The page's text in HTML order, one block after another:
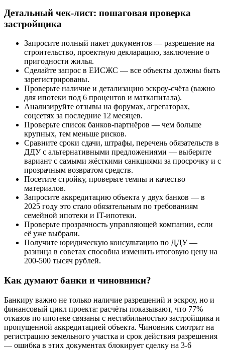
Детальный чек-лист: пошаговая проверка
застройщика
Запросите полный пакет документов — разрешение на
строительство, проектную декларацию, заключение о
пригодности жилья.
Сделайте запрос в ЕИСЖС — все объекты должны быть
зарегистрированы.
Проверьте наличие и детализацию эскроу-счёта (важно
для ипотеки под 6 процентов и маткапитала).
Анализируйте отзывы на форумах, агрегаторах,
соцсетях за последние 12 месяцев.
Проверьте список банков-партнёров — чем больше
крупных, тем меньше рисков.
Сравните сроки сдачи, штрафы, перечень обязательств в
ДДУ с альтернативными предложениями — выберите
вариант с самыми жёсткими санкциями за просрочку и с
прозрачным возвратом средств.
Посетите стройку, проверьте темпы и качество
материалов.
Запросите аккредитацию объекта у двух банков — в
2025 году это стало обязательным по требованиям
семейной ипотеки и IT-ипотеки.
Проверьте прозрачность управляющей компании, если
её уже выбрали.
Получите юридическую консультацию по ДДУ —
разница в советах способна изменить итоговую цену на
200-500 тысяч рублей.
Как думают банки и чиновники?
Банкиру важно не только наличие разрешений и эскроу, но и
финансовый цикл проекта: расчёты показывают, что 77%
отказов по ипотеке связаны с нестабильностью застройщика и
пропущенной аккредитацией объекта. Чиновник смотрит на
регистрацию земельного участка и срок действия разрешения
— ошибка в этих документах блокирует сделку на 3-6